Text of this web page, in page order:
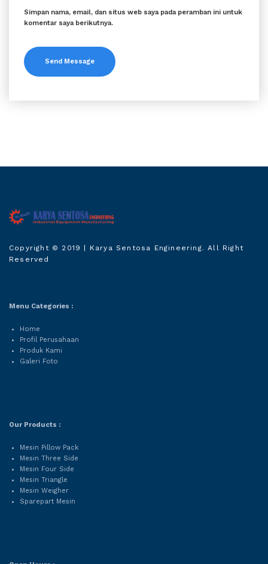
Simpan nama, email, dan situs web saya pada peramban ini untuk
komentar saya berikutnya.
Engineering
Copyright © 2019 | Karya Sentosa Engineering. All Right
Reserved
Menu Categories :
Home
Profil Perusahaan
Produk Kami
Galeri Foto
Our Products :
Mesin Pillow Pack
Mesin Three Side
Mesin Four Side
Mesin Triangle
Mesin Weigher
Sparepart Mesin